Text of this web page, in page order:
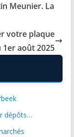
Meunier. La
votre plaque
août 2025
dépôts…